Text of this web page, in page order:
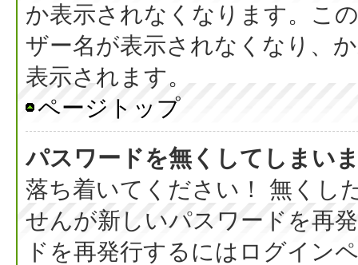
か表示されなくなります。こ
ザー名が表示されなくなり、
表示されます。
ページトップ
パスワードを無くしてしまい
落ち着いてください！ 無くし
せんが新しいパスワードを再
ドを再発行するにはログイン